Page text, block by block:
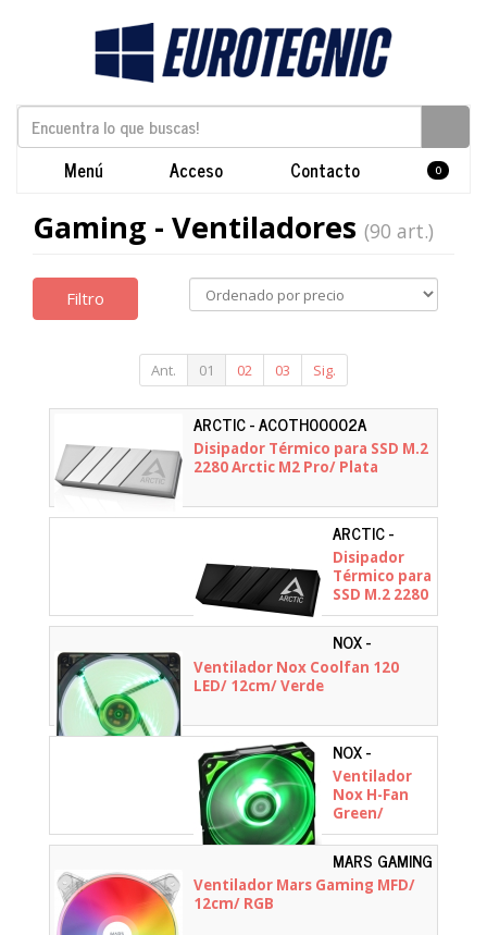
Menú Acceso Contacto 0
Gaming - Ventiladores (90 art.)
Filtro
Ant. 01 02 03 Sig.
ARCTIC - ACOTH00002A
Disipador Térmico para SSD M.2
2280 Arctic M2 Pro/ Plata
ARCTIC -
ACOTH00001A
Disipador
Térmico para
SSD M.2 2280
Arctic M2
Pro/ Negro
NOX -
NXCFAN120LG
Ventilador Nox Coolfan 120
LED/ 12cm/ Verde
NOX -
NXHUMMERF120LG
Ventilador
Nox H-Fan
Green/
12cm/ Verde
MARS GAMING
- MFD
Ventilador Mars Gaming MFD/
12cm/ RGB